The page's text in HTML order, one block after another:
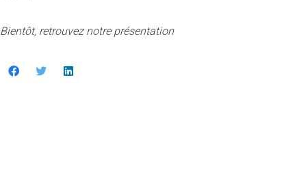
Bientôt, retrouvez notre présentation